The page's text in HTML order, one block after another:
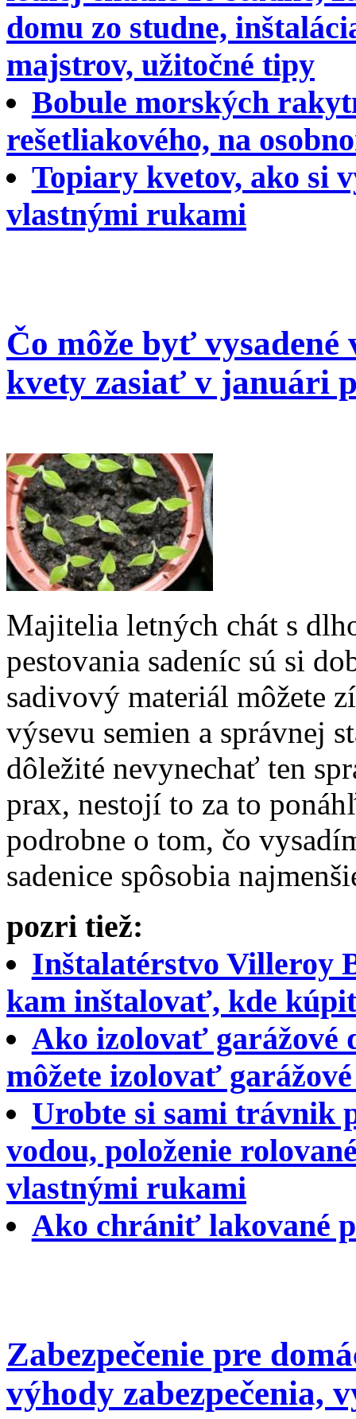
domu zo studne,
majstrov, užitočné tipy
Bobule morských
rešetliakového, na
Topiary kvetov, ako si
vlastnými rukami
Čo môže byť
kvety zasiať v januári
Majitelia letných chát s
pestovania sadeníc sú si
sadivový materiál môžete
výsevu semien a správnej
dôležité nevynechať ten
prax, nestojí to za to
podrobne o tom, čo
sadenice spôsobia
pozri tiež:
Inštalatérstvo Villeroy
kam inštalovať, kde
Ako izolovať garážové
môžete izolovať
Urobte si sami trávnik
vodou, položenie
vlastnými rukami
Ako chrániť lakované
Zabezpečenie pre
výhody zabezpečenia,